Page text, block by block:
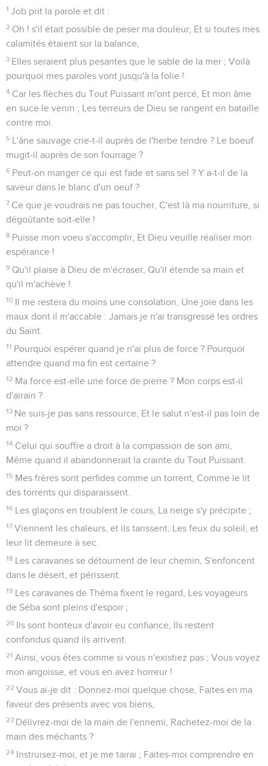
1 Job prit la parole et dit :
2 Oh ! s'il était possible de peser ma douleur, Et si toutes mes
calamités étaient sur la balance,
3 Elles seraient plus pesantes que le sable de la mer ; Voilà
pourquoi mes paroles vont jusqu'à la folie !
4 Car les flèches du Tout Puissant m'ont percé, Et mon âme
en suce le venin ; Les terreurs de Dieu se rangent en bataille
contre moi.
5 L'âne sauvage crie-t-il auprès de l'herbe tendre ? Le boeuf
mugit-il auprès de son fourrage ?
6 Peut-on manger ce qui est fade et sans sel ? Y a-t-il de la
saveur dans le blanc d'un oeuf ?
7 Ce que je voudrais ne pas toucher, C'est là ma nourriture, si
dégoûtante soit-elle !
8 Puisse mon voeu s'accomplir, Et Dieu veuille réaliser mon
espérance !
9 Qu'il plaise à Dieu de m'écraser, Qu'il étende sa main et
qu'il m'achève !
10 Il me restera du moins une consolation, Une joie dans les
maux dont il m'accable : Jamais je n'ai transgressé les ordres
du Saint.
11 Pourquoi espérer quand je n'ai plus de force ? Pourquoi
attendre quand ma fin est certaine ?
12 Ma force est-elle une force de pierre ? Mon corps est-il
d'airain ?
13 Ne suis-je pas sans ressource, Et le salut n'est-il pas loin de
moi ?
14 Celui qui souffre a droit à la compassion de son ami,
Même quand il abandonnerait la crainte du Tout Puissant.
15 Mes frères sont perfides comme un torrent, Comme le lit
des torrents qui disparaissent.
16 Les glaçons en troublent le cours, La neige s'y précipite ;
17 Viennent les chaleurs, et ils tarissent, Les feux du soleil, et
leur lit demeure à sec.
18 Les caravanes se détournent de leur chemin, S'enfoncent
dans le désert, et périssent.
19 Les caravanes de Théma fixent le regard, Les voyageurs
de Séba sont pleins d'espoir ;
20 Ils sont honteux d'avoir eu confiance, Ils restent
confondus quand ils arrivent.
21 Ainsi, vous êtes comme si vous n'existiez pas ; Vous voyez
mon angoisse, et vous en avez horreur !
22 Vous ai-je dit : Donnez-moi quelque chose, Faites en ma
faveur des présents avec vos biens,
23 Délivrez-moi de la main de l'ennemi, Rachetez-moi de la
main des méchants ?
24 Instruisez-moi, et je me tairai ; Faites-moi comprendre en